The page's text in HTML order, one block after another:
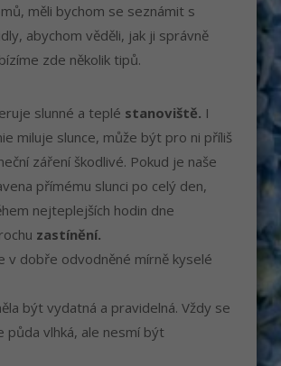
měli bychom se seznámit s
abychom věděli, jak ji správně
zde několik tipů.
slunné a teplé stanoviště. I
miluje slunce, může být pro ni příliš
záření škodlivé. Pokud je naše
přímému slunci po celý den,
nejteplejších hodin dne
zastínění.
v dobře odvodněné mírně kyselé
být vydatná a pravidelná. Vždy se
půda vlhká, ale nesmí být